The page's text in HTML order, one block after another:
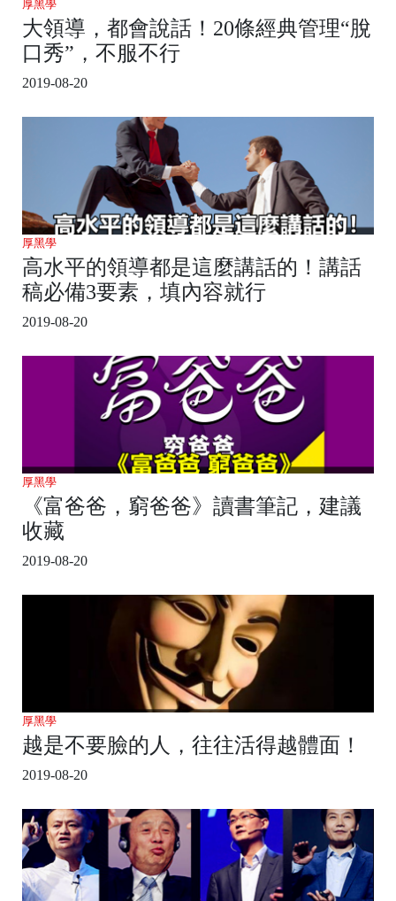
厚黑學
大領導，都會說話！20條經典管理“脫
口秀”，不服不行
2019-08-20
厚黑學
高水平的領導都是這麼講話的！講話
稿必備3要素，填內容就行
2019-08-20
厚黑學
《富爸爸，窮爸爸》讀書筆記，建議
收藏
2019-08-20
厚黑學
越是不要臉的人，往往活得越體面！
2019-08-20